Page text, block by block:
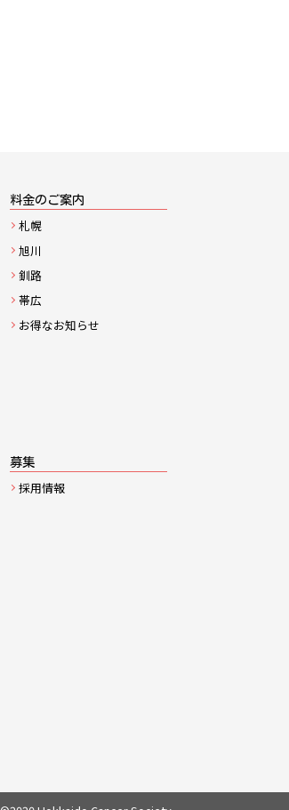
料金のご案内
札幌
旭川
釧路
帯広
お得なお知らせ
募集
採用情報